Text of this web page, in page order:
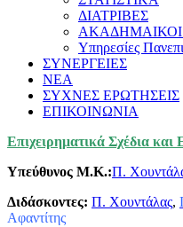
ΔΙΑΤΡΙΒΕΣ
Υπηρεσίες
ΣΥΝΕΡΓΕΙΕΣ
ΝΕΑ
ΣΥΧΝΕΣ ΕΡΩΤΗΣΕΙΣ
ΕΠΙΚΟΙΝΩΝΙΑ
Επιχειρηματικά Σχέδια
Υπεύθυνος Μ.Κ.:Π.
Διδάσκοντες: Π. Χουντάλας,
Αφαντίτης